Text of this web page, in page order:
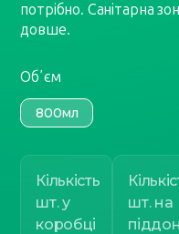
потрібно. Санітарна
довше.
Обʼєм
800мл
Кількість
шт. у
коробці
шт. на